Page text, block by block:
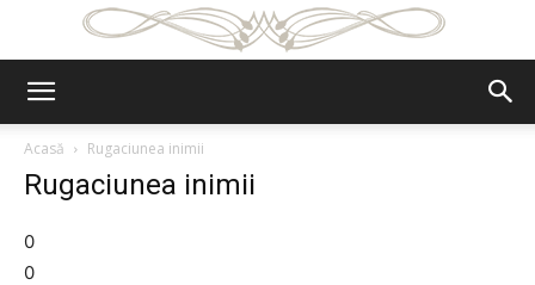
Acasă
Rugaciunea inimii
Rugaciunea inimii
0
0